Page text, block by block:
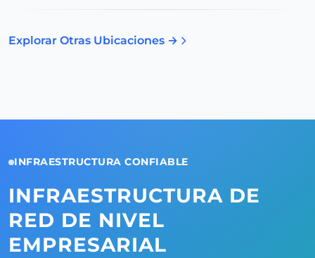
Explorar Otras Ubicaciones →
INFRAESTRUCTURA CONFIABLE
INFRAESTRUCTURA DE
RED DE NIVEL
EMPRESARIAL